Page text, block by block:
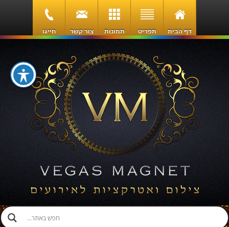
דף הבית תפריט תמונות צור קשר חייגו